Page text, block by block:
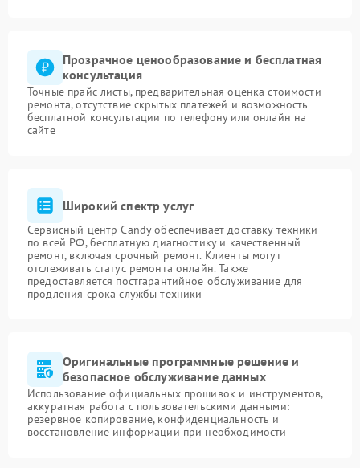
Прозрачное ценообразование и бесплатная
консультация
Точные прайс-листы, предварительная оценка стоимости
ремонта, отсутствие скрытых платежей и возможность
бесплатной консультации по телефону или онлайн на
сайте
Широкий спектр услуг
Сервисный центр Candy обеспечивает доставку техники
по всей РФ, бесплатную диагностику и качественный
ремонт, включая срочный ремонт. Клиенты могут
отслеживать статус ремонта онлайн. Также
предоставляется постгарантийное обслуживание для
продления срока службы техники
Оригинальные программные решение и
безопасное обслуживание данных
Использование официальных прошивок и инструментов,
аккуратная работа с пользовательскими данными:
резервное копирование, конфиденциальность и
восстановление информации при необходимости